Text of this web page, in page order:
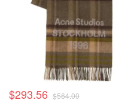
$293.56 $564.00